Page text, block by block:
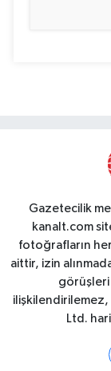
Gazetecilik
kanalt.com
fotoğrafların her
aittir, izin
görüşleri
ilişkilendirilemez,
Ltd.